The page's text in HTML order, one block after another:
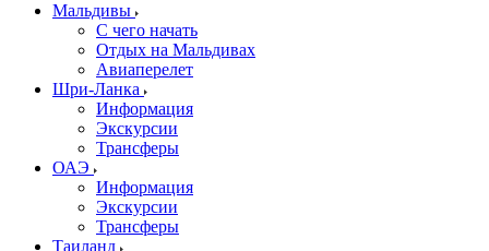
Мальдивы
С чего начать
Отдых на Мальдивах
Авиаперелет
Шри-Ланка
Информация
Экскурсии
Трансферы
ОАЭ
Информация
Экскурсии
Трансферы
Таиланд